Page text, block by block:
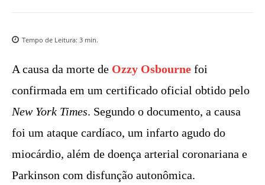
Tempo de Leitura: 3 min.
A causa da morte de Ozzy Osbourne foi
confirmada em um certificado oficial obtido pelo
New York Times. Segundo o documento, a causa
foi um ataque cardíaco, um infarto agudo do
miocárdio, além de doença arterial coronariana e
Parkinson com disfunção autonômica.